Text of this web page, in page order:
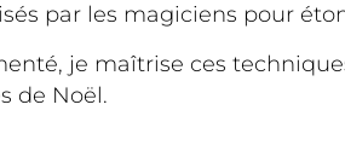
par les magiciens pour
je maîtrise ces
de Noël.